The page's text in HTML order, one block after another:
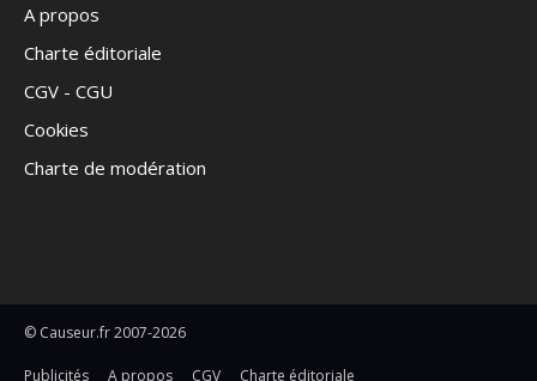
A propos
Charte éditoriale
CGV - CGU
Cookies
Charte de modération
© Causeur.fr 2007-2026
Publicités A propos CGV Charte éditoriale